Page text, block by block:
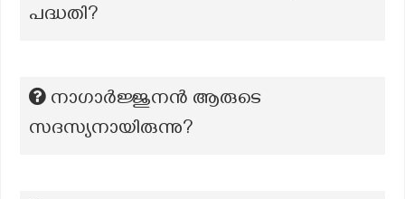
പദ്ധതി?
നാഗാർജ്ജുനൻ ആരുടെ
സദസ്യനായിരുന്നു?